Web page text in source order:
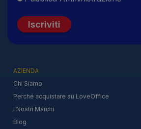
Iscriviti
AZIENDA
Chi Siamo
Perché acquistare su LoveOffice
I Nostri Marchi
Blog